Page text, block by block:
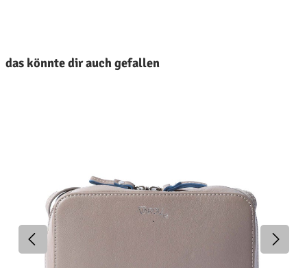
das könnte dir auch gefallen